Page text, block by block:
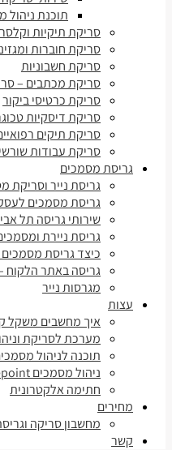
תוכנת ניהול
סריקת תיקיות
סריקת חוברות
סריקת חשבוניות
סריקת מכתבים –
סריקת כרטיסי ביקור
סריקת דיסקיות
סריקת תיקים
סריקת עבודות
גריסת מסמכים
גריסת נייר וסריקת
גריסת מסמכים
שירותי גריסה תל
גריסת ניירת ומסמכים – 054-
כיצד גריסת
גריסה באתר הלקוח
מגרסות נייר
עצות
איך מחשבים משקל
מערכת לסריקת
תוכנה לניהול
ניהול מסמכים sharepoint
חתימה אלקטרונית
מחירים
מחשבון סריקה
קשר